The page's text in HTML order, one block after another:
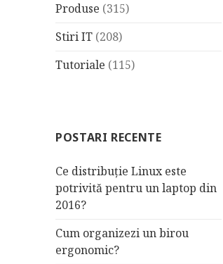
Produse (315)
Stiri IT (208)
Tutoriale (115)
POSTARI RECENTE
Ce distribuție Linux este
potrivită pentru un laptop din
2016?
Cum organizezi un birou
ergonomic?